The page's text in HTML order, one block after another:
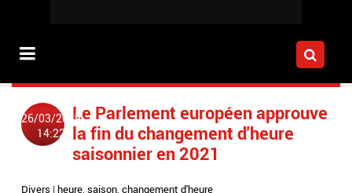
26/03/2019
14:22
Le Parlement européen approuve
la fin du changement d'heure
saisonnier en 2021
Divers |heure,saison,changement d'heure